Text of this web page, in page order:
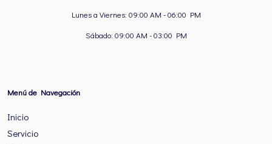
Lunes a Viernes: 09:00 AM - 06:00 PM
Sábado: 09:00 AM - 03:00 PM
Menú de Navegación
Inicio
Servicio